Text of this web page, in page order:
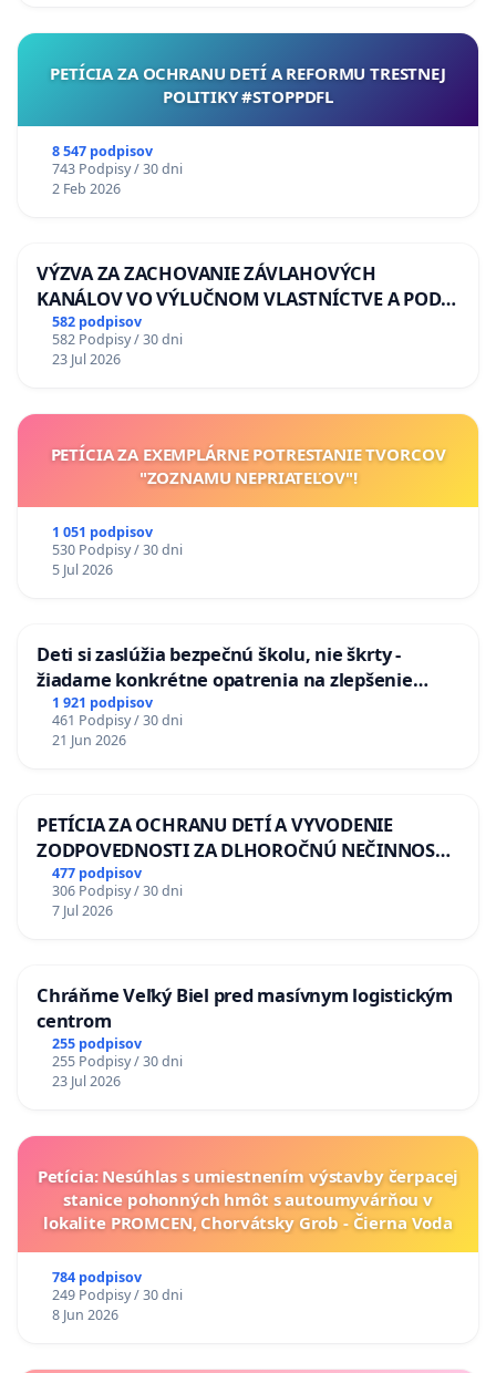
PETÍCIA ZA OCHRANU DETÍ A REFORMU TRESTNEJ
POLITIKY #STOPPDFL
8 547 podpisov
743 Podpisy / 30 dni
2 Feb 2026
VÝZVA ZA ZACHOVANIE ZÁVLAHOVÝCH
KANÁLOV VO VÝLUČNOM VLASTNÍCTVE A POD
KONTROLOU SLOVENSKEJ REPUBLIKY & žiadosť
na riešenie zanedbaného stavu závlahových a
odvodňovacích kanálov na Slovensku
582 podpisov
582 Podpisy / 30 dni
23 Jul 2026
PETÍCIA ZA EXEMPLÁRNE POTRESTANIE TVORCOV
"ZOZNAMU NEPRIATEĽOV"!
1 051 podpisov
530 Podpisy / 30 dni
5 Jul 2026
Deti si zaslúžia bezpečnú školu, nie škrty -
žiadame konkrétne opatrenia na zlepšenie
situácie v školstve
1 921 podpisov
461 Podpisy / 30 dni
21 Jun 2026
PETÍCIA ZA OCHRANU DETÍ A VYVODENIE
ZODPOVEDNOSTI ZA DLHOROČNÚ NEČINNOSŤ
A ZLYHANIE ŠTÁTU
477 podpisov
306 Podpisy / 30 dni
7 Jul 2026
Chráňme Veľký Biel pred masívnym logistickým
centrom
255 podpisov
255 Podpisy / 30 dni
23 Jul 2026
Petícia: Nesúhlas s umiestnením výstavby čerpacej
stanice pohonných hmôt s autoumyvárňou v
lokalite PROMCEN, Chorvátsky Grob - Čierna Voda
784 podpisov
249 Podpisy / 30 dni
8 Jun 2026